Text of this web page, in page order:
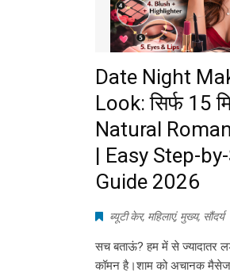
Date Night
Look: सिर्फ 15
Natural
| Easy Step-
Guide 2026
ब्यूटी केर, महिलाएं, मुख्य, सौंदर्य
सच बताऊं? हम में से ज्यादातर
कॉमन है।शाम को अचानक